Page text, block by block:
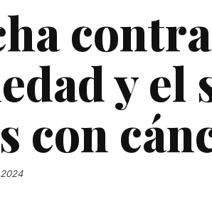
y el
con